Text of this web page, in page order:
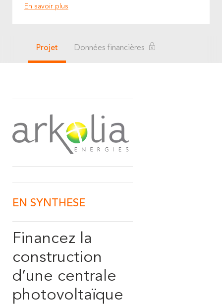
En savoir plus
Projet Données financières
EN SYNTHESE
Financez la
construction
d’une centrale
photovoltaïque